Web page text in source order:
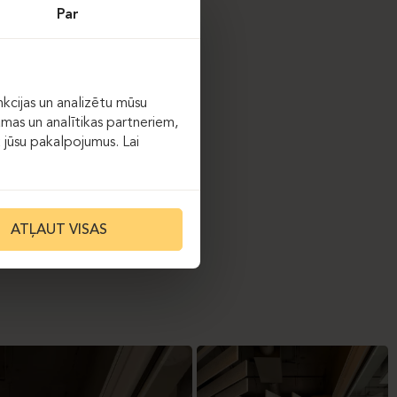
bāra krēsli ar
Par
un analizētu mūsu
un analītikas partneriem,
pakalpojumus. Lai
ATĻAUT VISAS